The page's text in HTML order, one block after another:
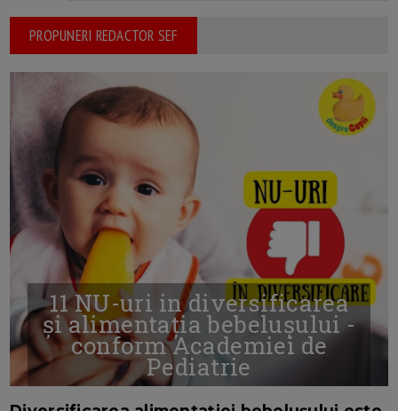
PROPUNERI REDACTOR SEF
11 NU-uri in diversificarea
și alimentația bebelușului -
conform Academiei de
Pediatrie